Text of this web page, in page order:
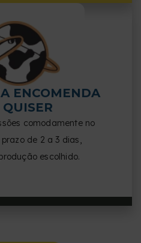
ENCOMENDA
comodamente no
de 2 a 3 dias,
escolhido.